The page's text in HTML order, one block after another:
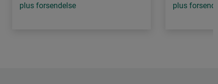
plus forsendelse plus